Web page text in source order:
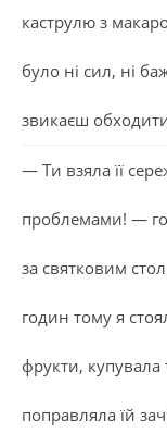
каструлю з
було ні сил, ні
звикаєш
— Ти взяла її
проблемами! —
за святковим
годин тому я
фрукти, купувала
поправляла їй